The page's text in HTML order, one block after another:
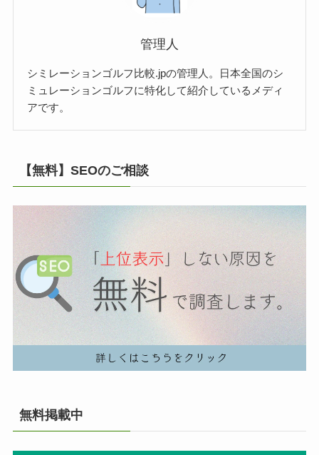
管理人
シミレーションゴルフ比較.jpの管理人。日本全国のシ
ミュレーションゴルフに特化して紹介しているメディ
アです。
【無料】SEOのご相談
無料掲載中